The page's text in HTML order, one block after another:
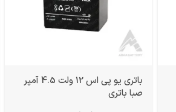
باتری یو پی اس 12 ولت 4.5 آمپر
صبا باتری